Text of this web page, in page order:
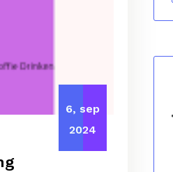
6, sep
2024